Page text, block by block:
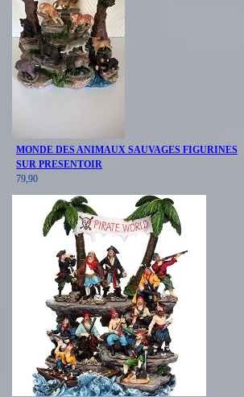
MONDE DES ANIMAUX SAUVAGES FIGURINES
SUR PRESENTOIR
79,90